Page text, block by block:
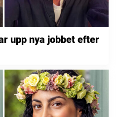
upp nya jobbet efter